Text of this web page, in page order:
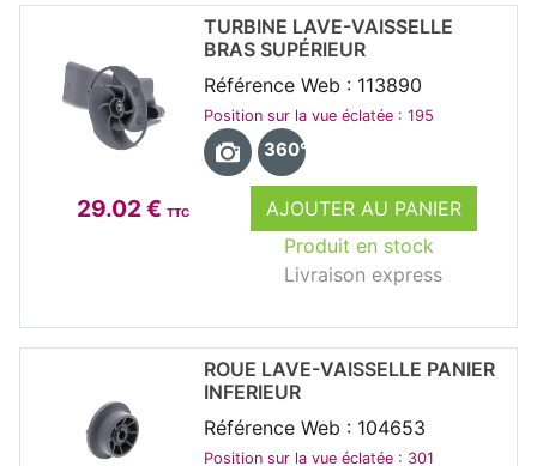
29.02 € TTC
AJOUTER AU PANIER
Produit en stock
Livraison express
TURBINE LAVE-VAISSELLE
BRAS SUPÉRIEUR
Référence Web : 113890
Position sur la vue éclatée : 195
360°
ROUE LAVE-VAISSELLE PANIER
INFERIEUR
Référence Web : 104653
Position sur la vue éclatée : 301